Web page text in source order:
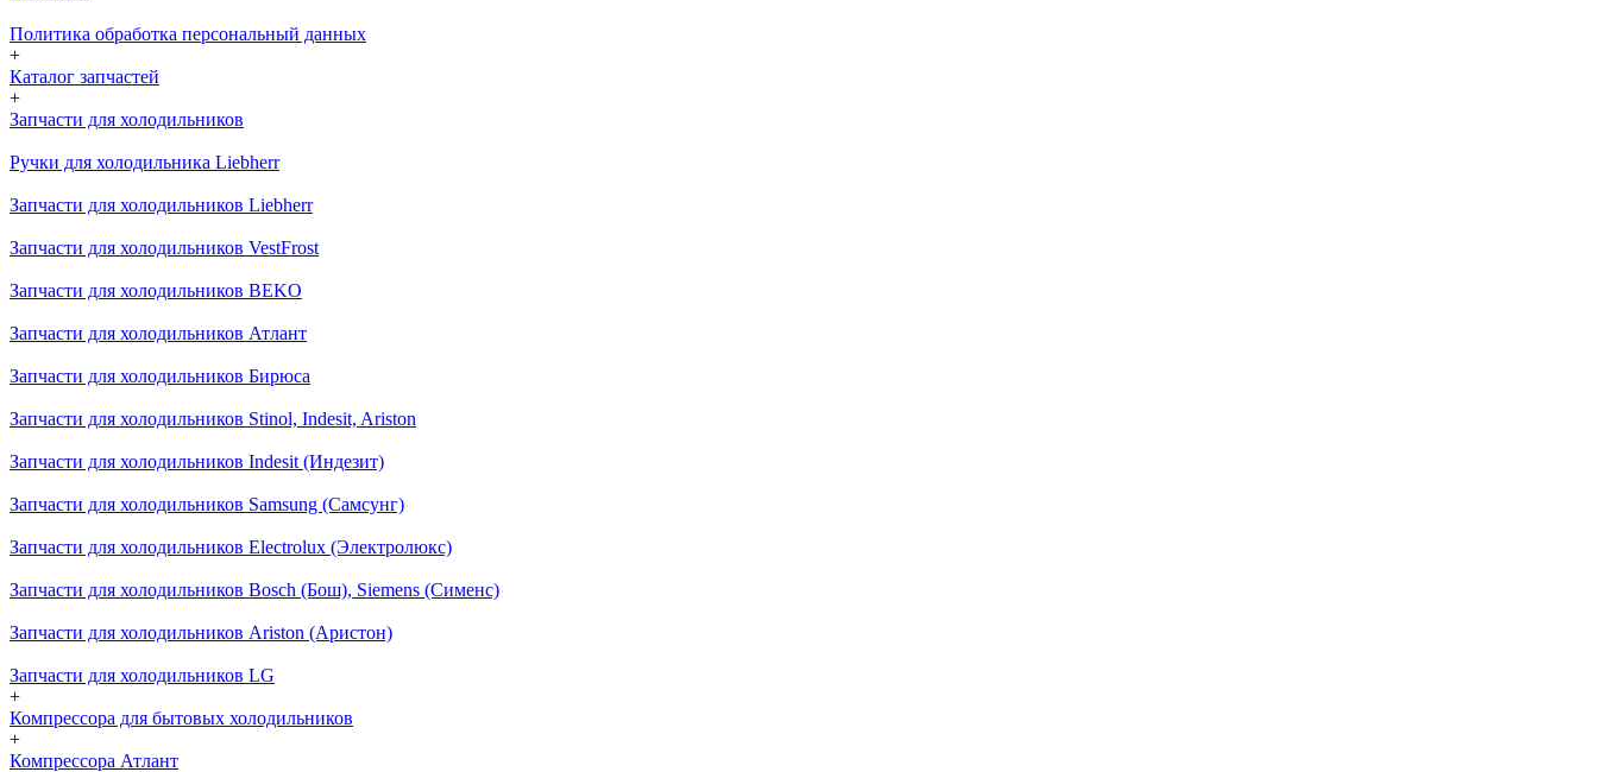
Политика обработка персональный данных
+
Каталог запчастей
+
Запчасти для холодильников
Ручки для холодильника Liebherr
Запчасти для холодильников Liebherr
Запчасти для холодильников VestFrost
Запчасти для холодильников BEKO
Запчасти для холодильников Атлант
Запчасти для холодильников Бирюса
Запчасти для холодильников Stinol, Indesit, Ariston
Запчасти для холодильников Indesit (Индезит)
Запчасти для холодильников Samsung (Самсунг)
Запчасти для холодильников Electrolux (Электролюкс)
Запчасти для холодильников Bosch (Бош), Siemens (Сименс)
Запчасти для холодильников Ariston (Аристон)
Запчасти для холодильников LG
+
Компрессора для бытовых холодильников
+
Компрессора Атлант